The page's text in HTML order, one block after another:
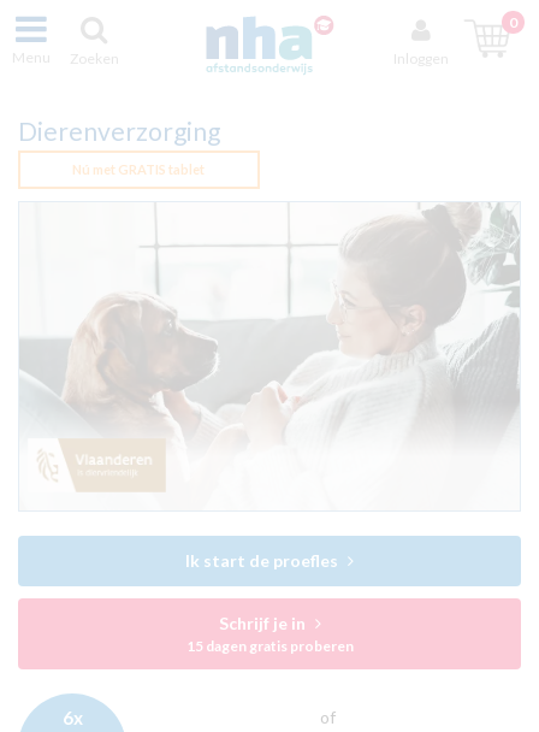
Menu Zoeken Inloggen
0
Dierenverzorging
Nú met GRATIS tablet
Ik start de proefles
Schrijf je in
15 dagen gratis proberen
6x of